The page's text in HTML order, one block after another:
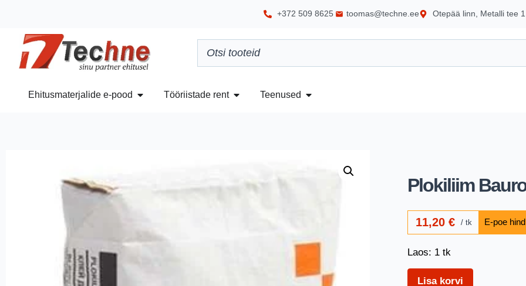
+372 509 8625 toomas@techne.ee Otepää linn, Metalli tee 1
Ehitusmaterjalide e-pood Tööriistade rent Teenused
Plokiliim
11,20€ tk
Laos: 1 tk
Lisa korvi